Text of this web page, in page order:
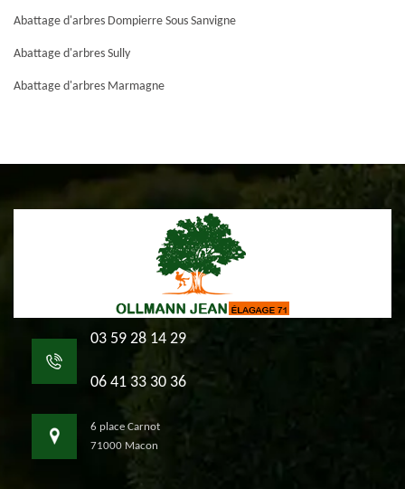
Abattage d'arbres Dompierre Sous Sanvigne
Abattage d'arbres Sully
Abattage d'arbres Marmagne
03 59 28 14 29
06 41 33 30 36
6 place Carnot
71000 Macon